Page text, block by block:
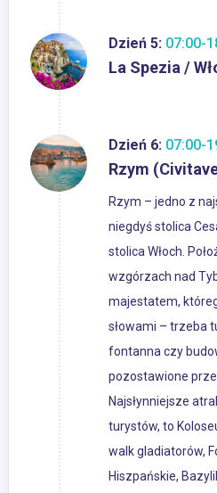
Dzień 5: 07:00-
La Spezia /
Dzień 6: 07:00-
Rzym
Rzym – jedno z
niegdyś stolica
stolica Włoch.
wzgórzach nad
majestatem,
słowami – trzeba
fontanna czy
pozostawione
Najsłynniejsze
turystów, to
walk gladiatorów,
Hiszpańskie,